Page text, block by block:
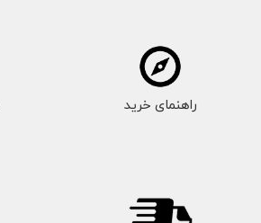
راهنمای خرید